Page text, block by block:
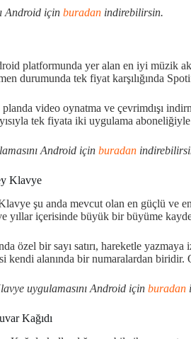
Android için buradan indirebilirsin.
platformunda yer alan en iyi müzik
durumunda tek fiyat karşılığında
video oynatma ve çevrimdışı
tek fiyata iki uygulama aboneliğiyle
Android için buradan
Klavye
şu anda mevcut olan en güçlü ve
yıllar içerisinde büyük bir büyüme
özel bir sayı satırı, hareketle
kendi alanında bir numaralardan biridir.
uygulamasını Android için buradan
Kağıdı